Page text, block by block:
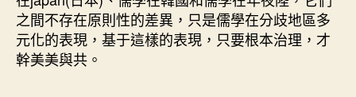
之間不存在原則性的差異，只是儒學在分歧地區多
元化的表現，基于這樣的表現，只要根本治理，才
幹美美與共。